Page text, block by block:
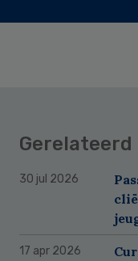
Gerelateerd
30 jul 2026
17 apr 2026